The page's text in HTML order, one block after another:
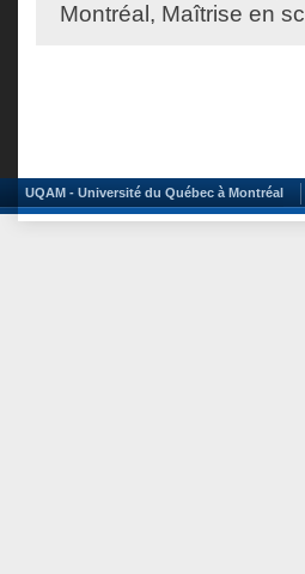
Montréal, Maîtrise en
UQAM - Université du Québec à Montréal